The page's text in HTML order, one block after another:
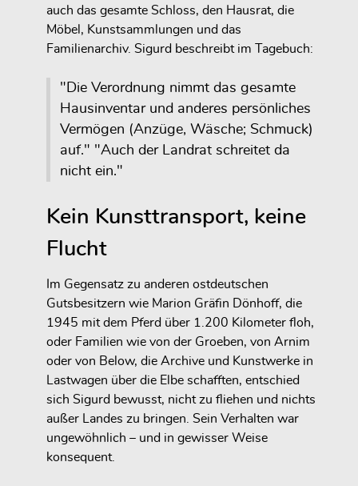
auch das gesamte Schloss, den Hausrat, die
Möbel, Kunstsammlungen und das
Familienarchiv. Sigurd beschreibt im Tagebuch:
"Die Verordnung nimmt das gesamte
Hausinventar und anderes persönliches
Vermögen (Anzüge, Wäsche; Schmuck)
auf." "Auch der Landrat schreitet da
nicht ein."
Kein Kunsttransport, keine
Flucht
Im Gegensatz zu anderen ostdeutschen
Gutsbesitzern wie Marion Gräfin Dönhoff, die
1945 mit dem Pferd über 1.200 Kilometer floh,
oder Familien wie von der Groeben, von Arnim
oder von Below, die Archive und Kunstwerke in
Lastwagen über die Elbe schafften, entschied
sich Sigurd bewusst, nicht zu fliehen und nichts
außer Landes zu bringen. Sein Verhalten war
ungewöhnlich – und in gewisser Weise
konsequent.